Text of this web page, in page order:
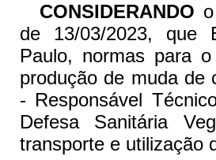
CONSIDERANDO
de 13/03/2023, que
Paulo, normas para
produção de muda de
- Responsável
Defesa Sanitária
transporte e utilização